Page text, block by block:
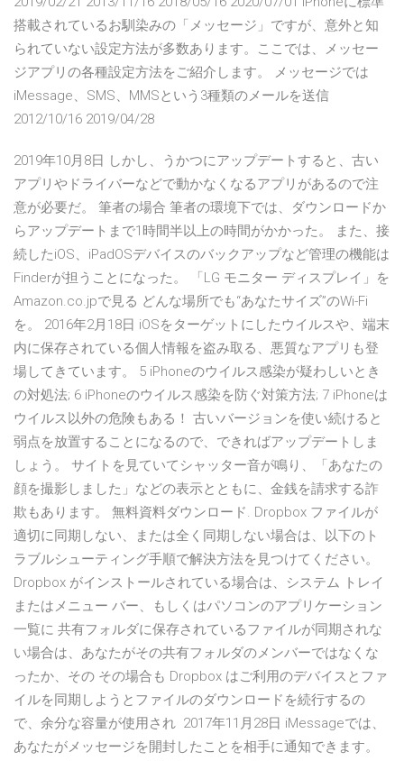
搭載されているお馴染みの「メッセージ」ですが、意外と知
られていない設定方法が多数あります。ここでは、メッセー
ジアプリの各種設定方法をご紹介します。 メッセージでは
iMessage、SMS、MMSという3種類のメールを送信
2012/10/16 2019/04/28
2019年10月8日 しかし、うかつにアップデートすると、古い
アプリやドライバーなどで動かなくなるアプリがあるので注
意が必要だ。 筆者の場合 筆者の環境下では、ダウンロードか
らアップデートまで1時間半以上の時間がかかった。 また、接
続したiOS、iPadOSデバイスのバックアップなど管理の機能は
Finderが担うことになった。 「LG モニター ディスプレイ」を
Amazon.co.jpで見る どんな場所でも“あなたサイズ”のWi-Fi
を。 2016年2月18日 iOSをターゲットにしたウイルスや、端末
内に保存されている個人情報を盗み取る、悪質なアプリも登
場してきています。 5 iPhoneのウイルス感染が疑わしいとき
の対処法; 6 iPhoneのウイルス感染を防ぐ対策方法; 7 iPhoneは
ウイルス以外の危険もある！ 古いバージョンを使い続けると
弱点を放置することになるので、できればアップデートしま
しょう。 サイトを見ていてシャッター音が鳴り、「あなたの
顔を撮影しました」などの表示とともに、金銭を請求する詐
欺もあります。 無料資料ダウンロード. Dropbox ファイルが
適切に同期しない、または全く同期しない場合は、以下のト
ラブルシューティング手順で解決方法を見つけてください。
Dropbox がインストールされている場合は、システム トレイ
またはメニュー バー、もしくはパソコンのアプリケーション
一覧に 共有フォルダに保存されているファイルが同期されな
い場合は、あなたがその共有フォルダのメンバーではなくな
ったか、その その場合も Dropbox はご利用のデバイスとファ
イルを同期しようとファイルのダウンロードを続行するの
で、余分な容量が使用され 2017年11月28日 iMessageでは、
あなたがメッセージを開封したことを相手に通知できます。